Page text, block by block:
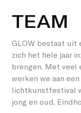
Vacatures
Contact
TEAM
GLOW bestaat uit
zich het hele jaar
brengen. Met veel
werken we aan
lichtkunstfestival
jong en oud,